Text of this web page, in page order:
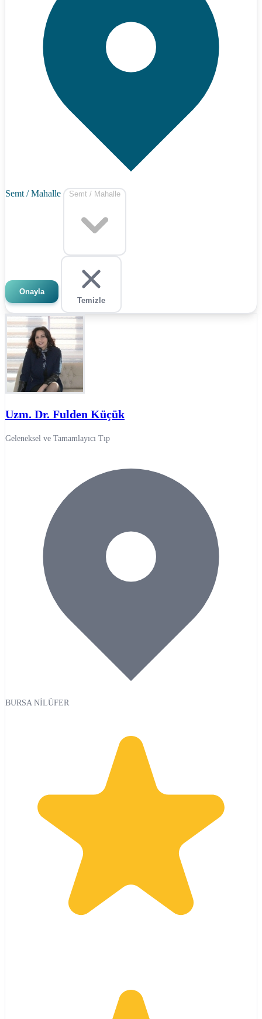
Semt / Mahalle Semt / Mahalle
Onayla
Temizle
Uzm. Dr. Fulden Küçük
Geleneksel ve Tamamlayıcı Tıp
BURSA NİLÜFER